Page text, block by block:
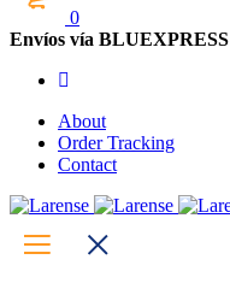
0
Envíos vía BLUEXPRESS
About
Order Tracking
Contact